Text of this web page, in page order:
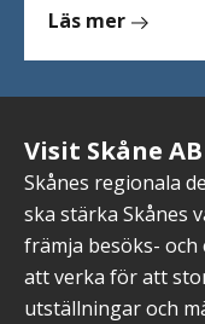
Läs merom
Visit Skåne AB
Skånes regionala
ska stärka Skånes
främja besöks-
att verka för att
utställningar och